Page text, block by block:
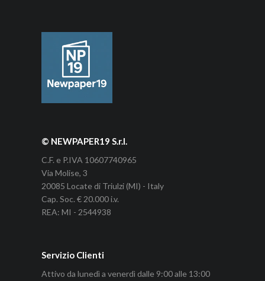
© NEWPAPER19 S.r.l.
C.F. e P.IVA 10607740965
Via Molise, 3
20085 Locate di Triulzi (MI) - Italy
Cap. Soc. € 20.000 i.v.
REA: MI - 2544938
Servizio Clienti
Attivo da lunedì a venerdì dalle 9:00 alle 13:00